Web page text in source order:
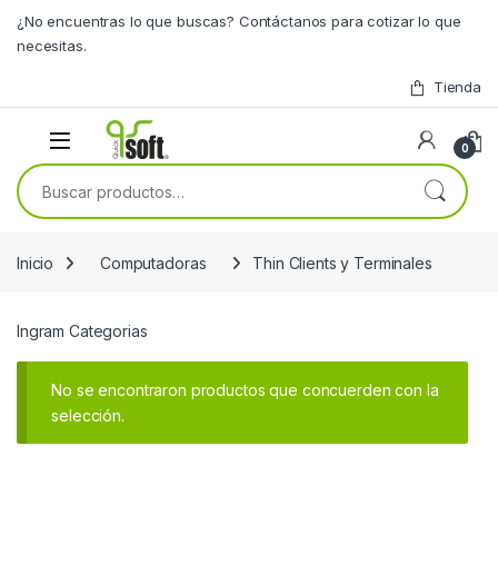
¿No encuentras lo que buscas? Contáctanos para cotizar lo que
necesitas.
Tienda
0
Buscar por:
Inicio Computadoras Thin Clients y Terminales
Ingram Categorias
No se encontraron productos que concuerden con la
selección.